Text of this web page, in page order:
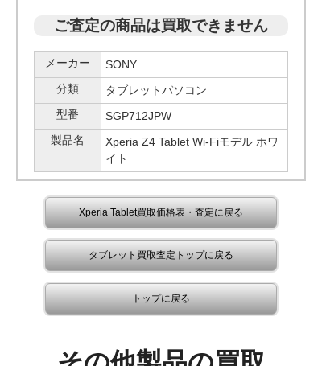
ご査定の商品は買取できません
メーカー
SONY
分類
タブレットパソコン
型番
SGP712JPW
製品名
Xperia Z4 Tablet Wi-Fiモデル ホワ
イト
Xperia Tablet買取価格表・査定に戻る
タブレット買取査定トップに戻る
トップに戻る